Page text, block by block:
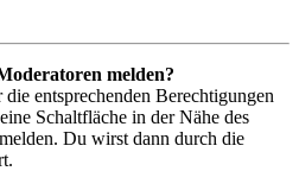
melden?
entsprechenden Berechtigungen
Schaltfläche in der Nähe des
Du wirst dann durch die